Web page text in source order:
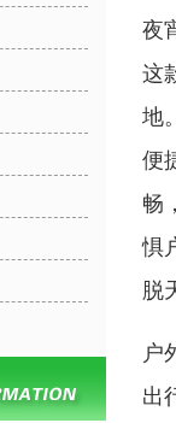
夜
这
地
便
畅
惧
脱
户
出